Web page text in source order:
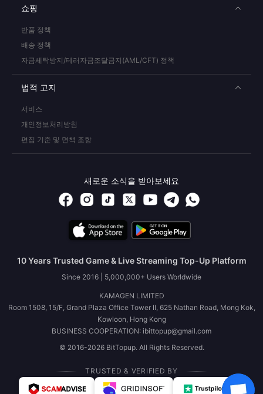
쇼핑
반품 정책
배송 정책
자금세탁방지/테러자금조달금지(AML/CFT) 정책
법적 고지
서비스
개인정보처리방침
편집 기준 및 면책 조항
새로운 소식을 받아보세요
10 Years Trusted Game & Live Streaming Top-Up Platform
Since 2016 | 5,000,000+ Users Worldwide
KAMAGEN LIMITED
Room 1508, 15/F, Grand Plaza Office Tower II, 625 Nathan Road, Mong Kok,
Kowloon, Hong Kong
BUSINESS COOPERATION: ibittopup@gmail.com
© 2016-2026 BitTopup. All Rights Reserved.
TRUSTED & VERIFIED BY